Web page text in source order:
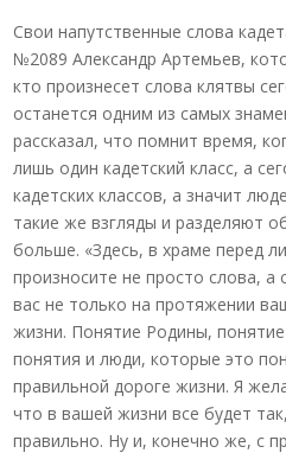
Свои напутственные слова
№2089 Александр Артемьев,
кто произнесет слова клятвы
останется одним из самых
рассказал, что помнит время,
лишь один кадетский класс, а
кадетских классов, а значит
такие же взгляды и разделяют
больше. «Здесь, в храме перед
произносите не просто слова, а
вас не только на протяжении
жизни. Понятие Родины,
понятия и люди, которые это
правильной дороге жизни. Я
что в вашей жизни все будет
правильно. Ну и, конечно же, с